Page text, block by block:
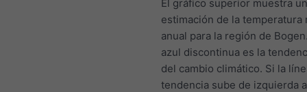
El gráfico superior muestra
estimación de la temperatura
anual para la región de
azul discontinua es la
del cambio climático. Si la
tendencia sube de izquierda